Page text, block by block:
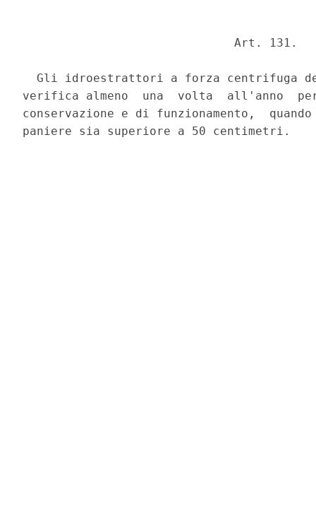
                              Art. 131.
Gli idroestrattori a forza centrifuga
verifica almeno  una  volta  all'anno
conservazione e di funzionamento,